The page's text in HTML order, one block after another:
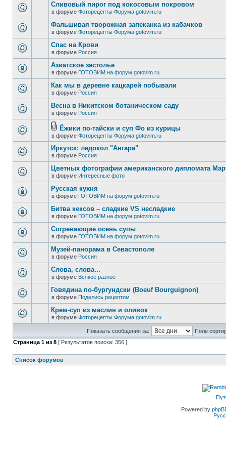
Сливовый пирог под кокосовым покровом
в форуме Фоторецепты Форума gotovim.ru
Фальшивая творожная запеканка из кабачков
в форуме Фоторецепты Форума gotovim.ru
Спас на Крови
в форуме Россия
Азиатское застолье
в форуме ГОТОВИМ на форум.gotovim.ru
Как мы в деревне кацкарей побывали
в форуме Россия
Весна в Никитском ботаническом саду
в форуме Россия
Ёжики по-тайски и суп Фо из курицы
в форуме Фоторецепты Форума gotovim.ru
Иркутск: ледокол "Ангара"
в форуме Россия
Цветных фотографии американского дипломата
в форуме Интересные фото
Русская кухня
в форуме ГОТОВИМ на форум.gotovim.ru
Битва кексов – сладкие VS несладкие
в форуме ГОТОВИМ на форум.gotovim.ru
Согревающие осень супы
в форуме ГОТОВИМ на форум.gotovim.ru
Музей-панорама в Севастополе
в форуме Россия
Слова, слова...
в форуме Всякое разное
Говядина по-бургундски (Boeuf Bourguignon)
в форуме Поделись рецептом
Крем-суп из маслин и оливок
в форуме Фоторецепты Форума gotovim.ru
Показать сообщения за:
Поле
Страница 1 из 8 [ Результатов поиска: 356 ]
Список форумов
Powered by